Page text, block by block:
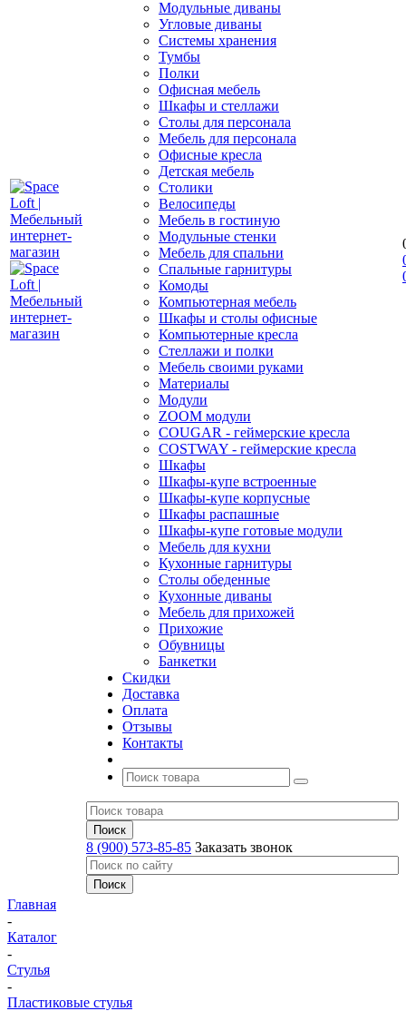
Модульные диваны
Угловые диваны
Системы хранения
Тумбы
Полки
Офисная мебель
Шкафы и стеллажи
Столы для персонала
Мебель для персонала
Офисные кресла
Детская мебель
Столики
Велосипеды
Мебель в гостиную
Модульные стенки
Мебель для спальни
Спальные гарнитуры
Комоды
Компьютерная мебель
Шкафы и столы офисные
Компьютерные кресла
Стеллажи и полки
Мебель своими руками
Материалы
Модули
ZOOM модули
COUGAR - геймерские кресла
COSTWAY - геймерские кресла
Шкафы
Шкафы-купе встроенные
Шкафы-купе корпусные
Шкафы распашные
Шкафы-купе готовые модули
Мебель для кухни
Кухонные гарнитуры
Столы обеденные
Кухонные диваны
Мебель для прихожей
Прихожие
Обувницы
Банкетки
Скидки
Доставка
Оплата
Отзывы
Контакты
8 (900) 573-85-85 Заказать звонок
Главная
-
Каталог
-
Стулья
-
Пластиковые стулья